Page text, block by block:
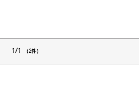
1/1 （2件）